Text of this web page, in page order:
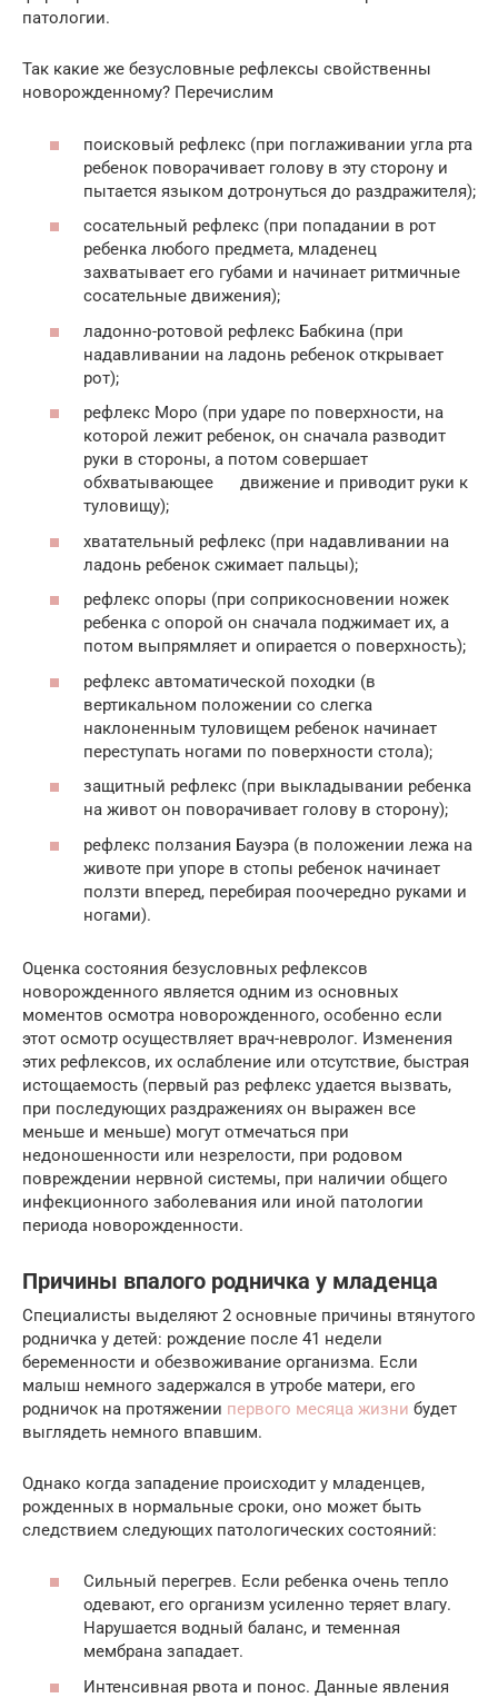
патологии.
Так какие же безусловные рефлексы свойственны
новорожденному? Перечислим
поисковый рефлекс (при поглаживании угла рта
ребенок поворачивает голову в эту сторону и
пытается языком дотронуться до раздражителя);
сосательный рефлекс (при попадании в рот
ребенка любого предмета, младенец
захватывает его губами и начинает ритмичные
сосательные движения);
ладонно-ротовой рефлекс Бабкина (при
надавливании на ладонь ребенок открывает
рот);
рефлекс Моро (при ударе по поверхности, на
которой лежит ребенок, он сначала разводит
руки в стороны, а потом совершает
обхватывающее движение и приводит руки к
туловищу);
хватательный рефлекс (при надавливании на
ладонь ребенок сжимает пальцы);
рефлекс опоры (при соприкосновении ножек
ребенка с опорой он сначала поджимает их, а
потом выпрямляет и опирается о поверхность);
рефлекс автоматической походки (в
вертикальном положении со слегка
наклоненным туловищем ребенок начинает
переступать ногами по поверхности стола);
защитный рефлекс (при выкладывании ребенка
на живот он поворачивает голову в сторону);
рефлекс ползания Бауэра (в положении лежа на
животе при упоре в стопы ребенок начинает
ползти вперед, перебирая поочередно руками и
ногами).
Оценка состояния безусловных рефлексов
новорожденного является одним из основных
моментов осмотра новорожденного, особенно если
этот осмотр осуществляет врач-невролог. Изменения
этих рефлексов, их ослабление или отсутствие, быстрая
истощаемость (первый раз рефлекс удается вызвать,
при последующих раздражениях он выражен все
меньше и меньше) могут отмечаться при
недоношенности или незрелости, при родовом
повреждении нервной системы, при наличии общего
инфекционного заболевания или иной патологии
периода новорожденности.
Причины впалого родничка у младенца
Специалисты выделяют 2 основные причины втянутого
родничка у детей: рождение после 41 недели
беременности и обезвоживание организма. Если
малыш немного задержался в утробе матери, его
родничок на протяжении первого месяца жизни будет
выглядеть немного впавшим.
Однако когда западение происходит у младенцев,
рожденных в нормальные сроки, оно может быть
следствием следующих патологических состояний:
Сильный перегрев. Если ребенка очень тепло
одевают, его организм усиленно теряет влагу.
Нарушается водный баланс, и теменная
мембрана западает.
Интенсивная рвота и понос. Данные явления